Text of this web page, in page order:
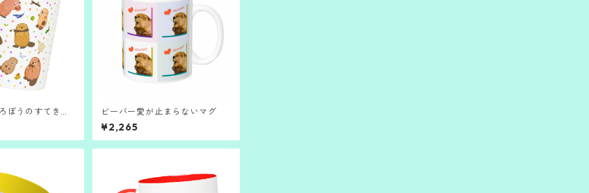
ぼうのすてきな
ビーバー愛が止まらないマグ
¥2,265